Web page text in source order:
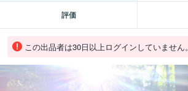
評価
この出品者は30日以上ログインしていません。